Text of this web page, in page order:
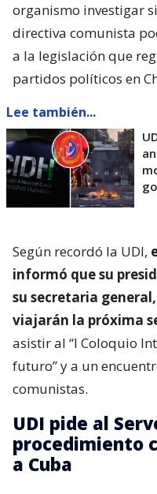
organismo investigar
directiva comunista
a la legislación que
partidos políticos en
Lee también...
Según recordó la UDI,
informó que su
su secretaria
viajarán la próxima
asistir al “I Coloquio
futuro” y a un
comunistas.
UDI pide al
procedimiento
a Cuba